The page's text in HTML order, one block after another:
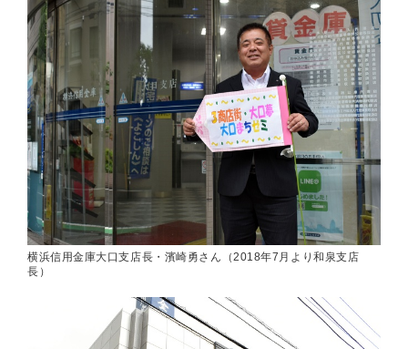
横浜信用金庫大口支店長・濱崎勇さん（2018年7月より和泉支店
長）